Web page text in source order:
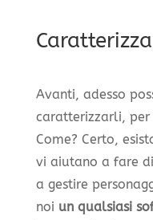
Avanti, adesso
caratterizzarli, per
Come? Certo,
vi aiutano a fare
a gestire
noi un qualsiasi